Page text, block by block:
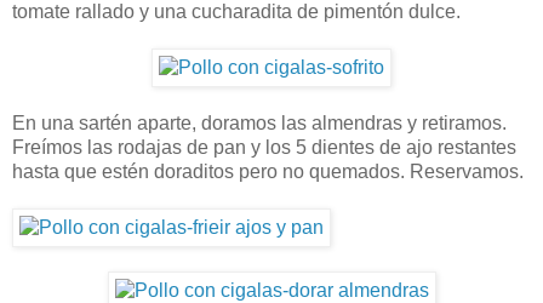
tomate rallado y una cucharadita de pimentón dulce.
En una sartén aparte, doramos las almendras y retiramos.
Freímos las rodajas de pan y los 5 dientes de ajo restantes
hasta que estén doraditos pero no quemados. Reservamos.